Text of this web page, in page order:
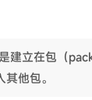
建立在包（
他包。